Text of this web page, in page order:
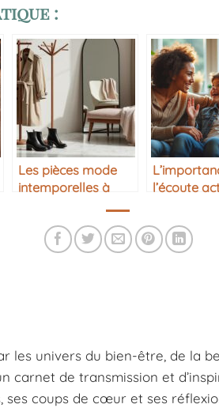
:
Les pièces mode
intemporelles à
garde-robe
l’écoute
les univers du bien-être, de la
carnet de transmission et
ses coups de cœur et ses